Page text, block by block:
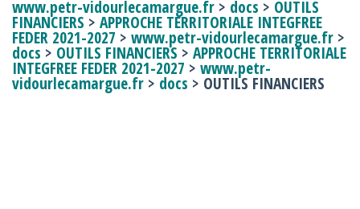
www.petr-vidourlecamargue.fr > docs > OUTILS
FINANCIERS > APPROCHE TERRITORIALE INTEGFREE
FEDER 2021-2027 > www.petr-vidourlecamargue.fr >
docs > OUTILS FINANCIERS > APPROCHE TERRITORIALE
INTEGFREE FEDER 2021-2027 > www.petr-
vidourlecamargue.fr > docs > OUTILS FINANCIERS